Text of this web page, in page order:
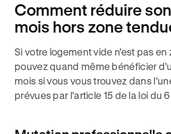
Comment réduire
mois hors zone
Si votre logement vide n'est pas
pouvez quand même bénéficier
mois si vous vous trouvez dans
prévues par l'article 15 de la loi du